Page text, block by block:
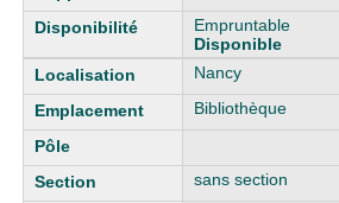
Empruntable
Disponible
Nancy
Bibliothèque
sans section